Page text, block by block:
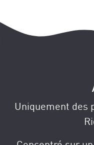
Uniquement des